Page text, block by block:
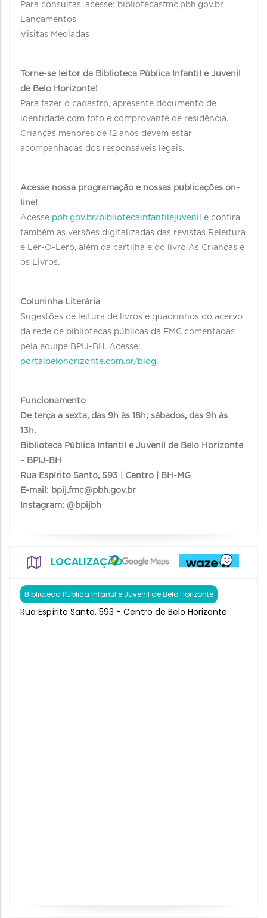
Para consultas, acesse: bibliotecasfmc.pbh.gov.br
Lançamentos
Visitas Mediadas
Torne-se leitor da Biblioteca Pública Infantil e Juvenil
de Belo Horizonte!
Para fazer o cadastro, apresente documento de
identidade com foto e comprovante de residência.
Crianças menores de 12 anos devem estar
acompanhadas dos responsáveis legais.
Acesse nossa programação e nossas publicações on-
line!
Acesse pbh.gov.br/bibliotecainfantilejuvenil
e confira
também as versões digitalizadas das revistas Releitura
e Ler-O-Lero, além da cartilha e do livro As Crianças e
os Livros.
Coluninha Literária
Sugestões de leitura de livros e quadrinhos do acervo
da rede de bibliotecas públicas da FMC comentadas
pela equipe BPIJ-BH. Acesse:
portalbelohorizonte.com.br/blog.
Funcionamento
De terça a sexta, das 9h às 18h; sábados, das 9h às
13h.
Biblioteca Pública Infantil e Juvenil de Belo Horizonte
– BPIJ-BH
Rua Espírito Santo, 593 | Centro | BH-MG
E-mail: bpij.fmc@pbh.gov.br
Instagram: @bpijbh
LOCALIZAÇÃO
Biblioteca Pública Infantil e Juvenil de Belo Horizonte
Rua Espírito Santo, 593 - Centro de Belo Horizonte